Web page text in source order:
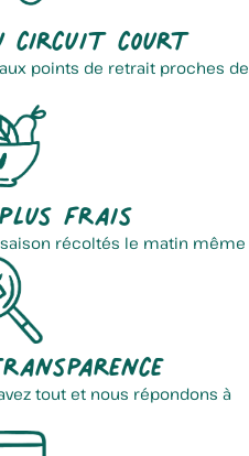
circuit court
points de retrait proches de
frais
récoltés le matin même
tout et nous répondons à